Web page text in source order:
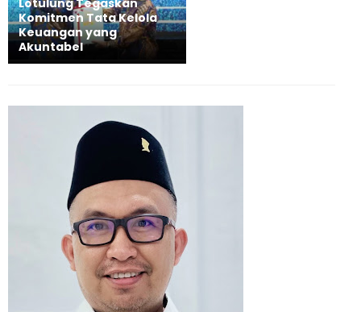
Komitmen Tata Kelola
Keuangan yang
Akuntabel